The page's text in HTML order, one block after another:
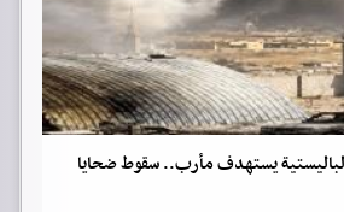
يستهدف مأرب.. سقوط ضحايا